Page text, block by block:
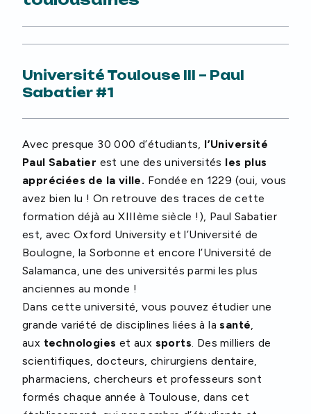
Université Toulouse III – Paul
Sabatier #1
Avec presque 30 000 d’étudiants, l’Université
Paul Sabatier est une des universités les plus
appréciées de la ville. Fondée en 1229 (oui, vous
avez bien lu ! On retrouve des traces de cette
formation déjà au XIIIème siècle !), Paul Sabatier
est, avec Oxford University et l’Université de
Boulogne, la Sorbonne et encore l’Université de
Salamanca, une des universités parmi les plus
anciennes au monde !
Dans cette université, vous pouvez étudier une
grande variété de disciplines liées à lasanté,
aux technologies et aux sports. Des milliers de
scientifiques, docteurs, chirurgiens dentaire,
pharmaciens, chercheurs et professeurs sont
formés chaque année à Toulouse, dans cet